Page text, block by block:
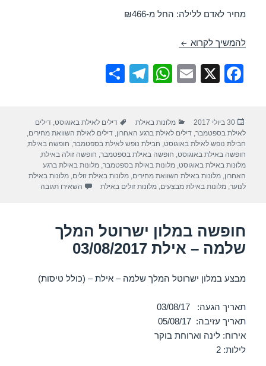
מחיר לאדם ללילה: החל מ-₪466
להמשיך לקרוא חופשה במלון סי הוטל – אילת 10/08/2017
F
e
b
o
o
X
E
W
s
A
p
p
T
gr
a
m
e
פורסם
בתאריך
30 ביולי 2017 קטגוריות
מלונות באילת תגיות
דילים לאילת באוגוסט ,דילים
לאילת בספטמבר ,דילים לאילת ברגע האחרון ,דילים לאילת השוואת מחירים
חבילת נופש לאילת באוגוסט חבילת נופש לאילת בספטמבר חופשה באילת
חופשה באילת באוגוסט חופשה באילת בספטמבר חופשה זולה באילת
מלונות באילת באוגוסט ,מלונות באילת בספטמבר ,מלונות באילת ברגע
האחרון ,מלונות באילת השוואת מחירים ,מלונות באילת זולים ,מלונות באילת
לנוער ,מלונות באילת מבצעים ,מלונות זולים באילת השאירו תגובה
חופשה במלון ישרוטל המלך
שלמה – אילת 03/08/2017
מבצע במלון ישרוטל המלך שלמה – אילת – (כולל טיסות)
תאריך הגעה: 03/08/17
תאריך עזיבה: 05/08/17
אירוח: לינה וארוחת בוקר
לילות: 2